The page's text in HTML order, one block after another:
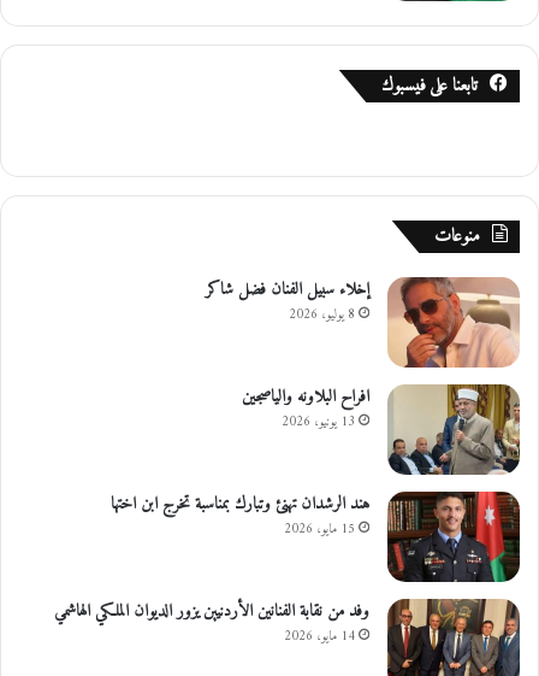
ل
ت
تابعنا على فيسبوك
منوعات
إخلاء سبيل الفنان فضل شاكر
8 يوليو، 2026
افراح البلاونه والياصجين
13 يونيو، 2026
هند الرشدان تهنئ وتبارك بمناسبة تخرج ابن اختها
15 مايو، 2026
وفد من نقابة الفنانين الأردنيين يزور الديوان الملكي الهاشمي
14 مايو، 2026